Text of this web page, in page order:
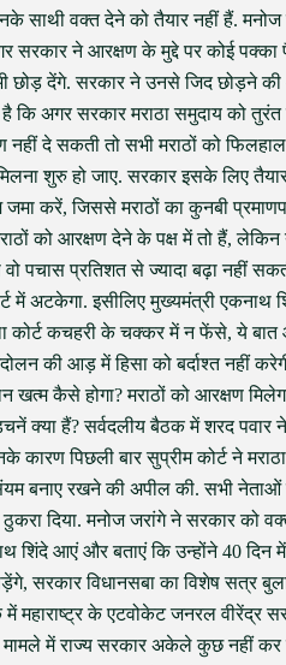
साथी वक्त देने को तैयार नहीं हैं. मनोज
सरकार ने आरक्षण के मुद्दे पर कोई पक्का
छोड़ देंगे. सरकार ने उनसे जिद छोड़ने
कि अगर सरकार मराठा समुदाय को
नहीं दे सकती तो सभी मराठों को
शुरु हो जाए. सरकार इसके लिए तैयार
जमा करें, जिससे मराठों का कुनबी
को आरक्षण देने के पक्ष में तो हैं,
पचास प्रतिशत से ज्यादा बढ़ा नहीं
में अटकेगा. इसीलिए मुख्यमंत्री एकनाथ
कोर्ट कचहरी के चक्कर में न फेंसे, ये
की आड़ में हिसा को बर्दाश्त नहीं
कैसे होगा? मराठों को आरक्षण
क्या हैं? सर्वदलीय बैठक में शरद पवार
पिछली बार सुप्रीम कोर्ट ने
बनाए रखने की अपील की. सभी
दिया. मनोज जरांगे ने सरकार को
शिंदे आएं और बताएं कि उन्होंने 40 दिन
सरकार विधानसबा का विशेष सत्र
महाराष्ट्र के एटवोकेट जनरल वीरेंद्र
मामले में राज्य सरकार अकेले कुछ नहीं